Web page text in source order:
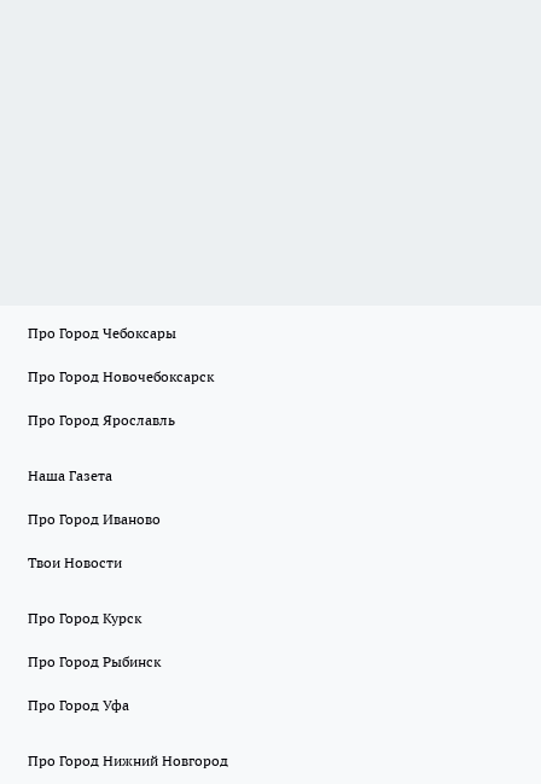
Про Город Чебоксары
Про Город Новочебоксарск
Про Город Ярославль
Наша Газета
Про Город Иваново
Твои Новости
Про Город Курск
Про Город Рыбинск
Про Город Уфа
Про Город Нижний Новгород